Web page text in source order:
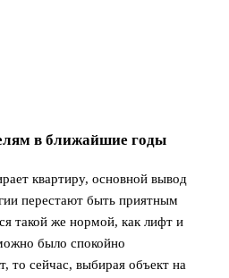
в ближайшие годы
квартиру, основной вывод
перестают быть приятным
такой же нормой, как лифт и
было спокойно
то сейчас, выбирая объект на